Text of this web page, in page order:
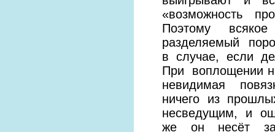
«возможность
Поэтому
разделяемый
в случае, если
При воплощении
невидимая
ничего из
несведущим, и
же он несёт за